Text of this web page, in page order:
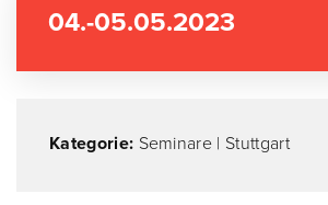
04.-05.05.2023
Kategorie: Seminare | Stuttgart